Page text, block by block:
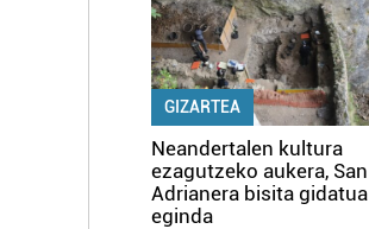
GIZARTEA
Neandertalen kultura
ezagutzeko aukera, San
Adrianera bisita gidatua
eginda